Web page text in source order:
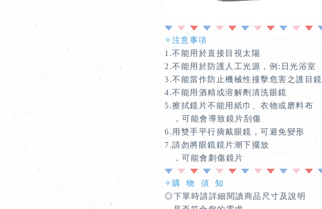
✧注意事項
1.不能用於直接目視太陽
2.不能用於防護人工光源，例:日光浴室
3.不能當作防止機械性撞擊危害之護目鏡
4.不能用酒精或溶解劑清洗眼鏡
5.擦拭鏡片不能用紙巾、衣物或磨料布
，可能會導致鏡片刮傷
6.用雙手平行摘戴眼鏡，可避免變形
7.請勿將眼鏡鏡片潮下擺放
，可能會劃傷鏡片
✧購 物 須 知
◎下單時請詳細閱讀商品尺寸及說明